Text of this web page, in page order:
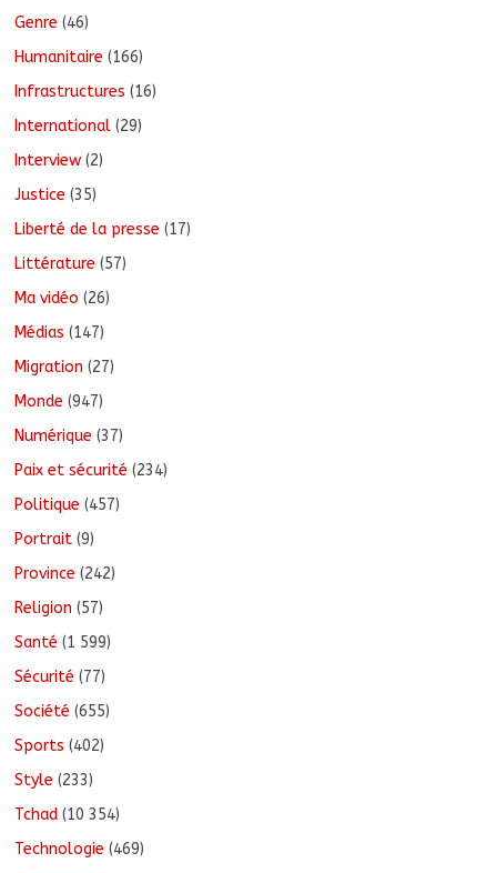
Genre (46)
Humanitaire (166)
Infrastructures (16)
International (29)
Interview (2)
Justice (35)
Liberté de la presse (17)
Littérature (57)
Ma vidéo (26)
Médias (147)
Migration (27)
Monde (947)
Numérique (37)
Paix et sécurité (234)
Politique (457)
Portrait (9)
Province (242)
Religion (57)
Santé (1 599)
Sécurité (77)
Société (655)
Sports (402)
Style (233)
Tchad (10 354)
Technologie (469)